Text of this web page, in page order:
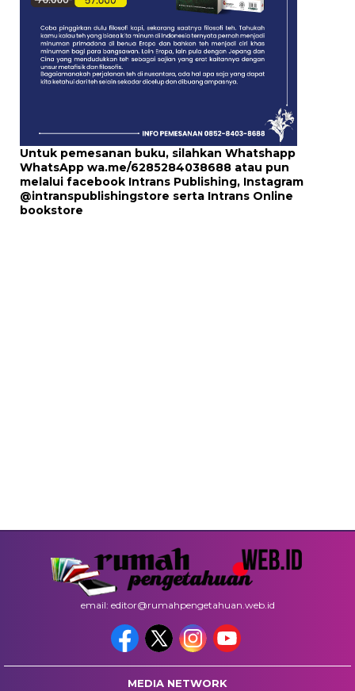
Untuk pemesanan buku, silahkan Whatshapp
WhatsApp wa.me/6285284038688 atau pun
melalui facebook Intrans Publishing, Instagram
@intranspublishingstore serta Intrans Online
bookstore
email: editor@rumahpengetahuan.web.id
MEDIA NETWORK